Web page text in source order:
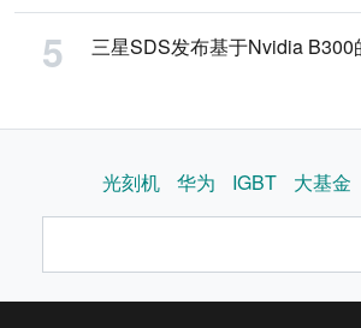
三星SDS发布基于Nvidia B300
光刻机 华为 IGBT 大基金